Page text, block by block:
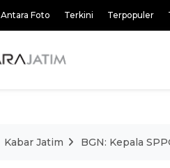
Antara Foto Terkini Terpopuler
Kabar Jatim BGN: Kepala